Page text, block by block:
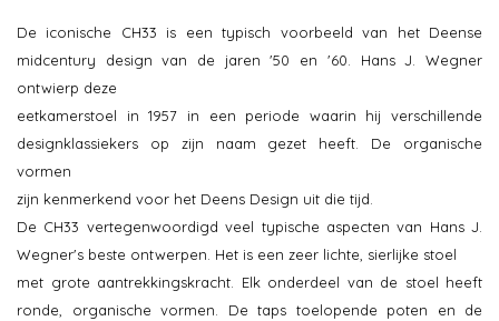
De iconische CH33 is een typisch voorbeeld van het Deense
midcentury design van de jaren '50 en '60. Hans J. Wegner
ontwierp deze
eetkamerstoel in 1957 in een periode waarin hij verschillende
designklassiekers op zijn naam gezet heeft. De organische
vormen
zijn kenmerkend voor het Deens Design uit die tijd.
De CH33 vertegenwoordigd veel typische aspecten van Hans J.
Wegner's beste ontwerpen. Het is een zeer lichte, sierlijke stoel
met grote aantrekkingskracht. Elk onderdeel van de stoel heeft
ronde, organische vormen. De taps toelopende poten en de